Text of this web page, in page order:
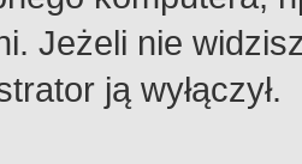
Jeżeli nie
ją wyłączył.